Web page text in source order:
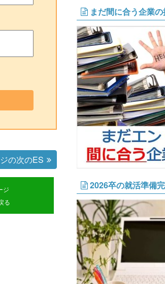
の次のES
ジ
る
まだ間に合う企業
2026卒の就活準備